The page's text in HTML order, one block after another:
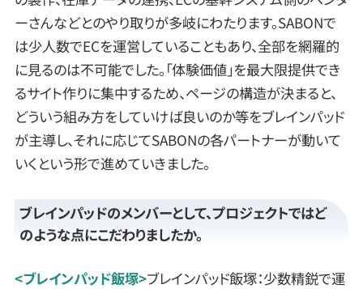
ーさんなどとのやり取りが多岐にわたります。SABONで
は少人数でECを運営していることもあり、全部を網羅的
に見るのは不可能でした。「体験価値」を最大限提供でき
るサイト作りに集中するため、ページの構造が決まると、
どういう組み方をしていけば良いのか等をブレインパッド
が主導し、それに応じてSABONの各パートナーが動いて
いくという形で進めていきました。
ブレインパッドのメンバーとして、プロジェクトではど
のような点にこだわりましたか。
<ブレインパッド飯塚>ブレインパッド飯塚：少数精鋭で運